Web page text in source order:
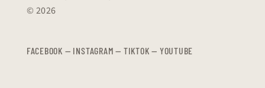
© 2026
FACEBOOK — INSTAGRAM — TIKTOK — YOUTUBE